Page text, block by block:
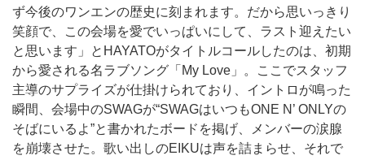
ず今後のワンエンの歴史に刻まれます。だから思いっきり
笑顔で、この会場を愛でいっぱいにして、ラスト迎えたい
と思います」とHAYATOがタイトルコールしたのは、初期
から愛される名ラブソング「My Love」。ここでスタッフ
主導のサプライズが仕掛けられており、イントロが鳴った
瞬間、会場中のSWAGが“SWAGはいつもONE N’ ONLYの
そばにいるよ”と書かれたボードを掲げ、メンバーの涙腺
を崩壊させた。歌い出しのEIKUは声を詰まらせ、それで